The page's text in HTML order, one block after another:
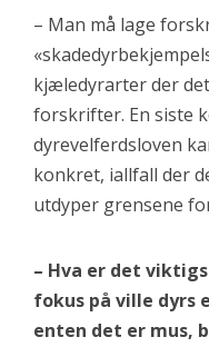
– Man må lage
kjæledyrarter der
forskrifter. En siste
dyrevelferdsloven
konkret, iallfall der
utdyper grensene
– Hva er det
fokus på ville dyrs
enten det er mus,